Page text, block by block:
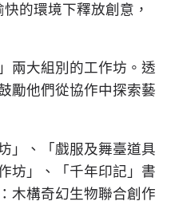
的環境下釋放創意，
兩大組別的工作坊。透
勵他們從協作中探索藝
」、「戲服及舞臺道具
坊」、「千年印記」書
木構奇幻生物聯合創作